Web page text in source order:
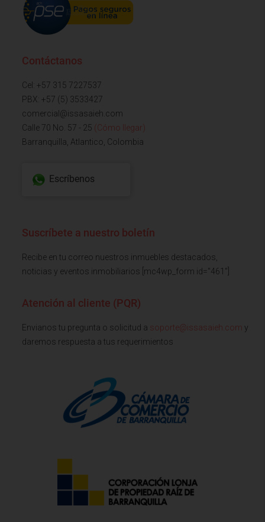
Contáctanos
Cel: +57 315 7227537
PBX: +57 (5) 3533427
comercial@issasaieh.com
Calle 70 No. 57 - 25 (Cómo llegar)
Barranquilla, Atlantico, Colombia
Escríbenos
Suscríbete a nuestro boletín
Recibe en tu correo nuestros inmuebles destacados,
noticias y eventos inmobiliarios [mc4wp_form id="461"]
Atención al cliente (PQR)
Envianos tu pregunta o solicitud a soporte@issasaieh.com y
daremos respuesta a tus requerimientos